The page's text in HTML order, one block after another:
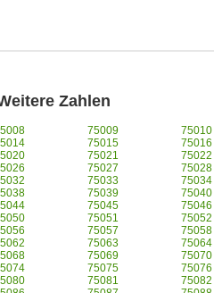
Zahlen
75009 75010
75015 75016
75021 75022
75027 75028
75033 75034
75039 75040
75045 75046
75051 75052
75057 75058
75063 75064
75069 75070
75075 75076
75081 75082